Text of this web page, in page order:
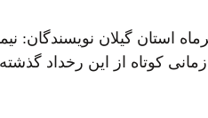
بارش منجر به سیل ۱۵ مهرماه
کوتاه از این رخداد